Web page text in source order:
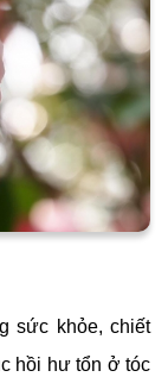
sức khỏe, chiết
hồi hư tổn ở tóc